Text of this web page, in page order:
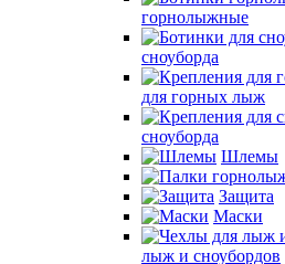
горнолыжные
сноуборда
для горных лыж
сноуборда
Шлемы
Защита
Маски
лыж и сноубордов